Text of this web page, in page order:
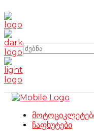
ჩაფხუტები